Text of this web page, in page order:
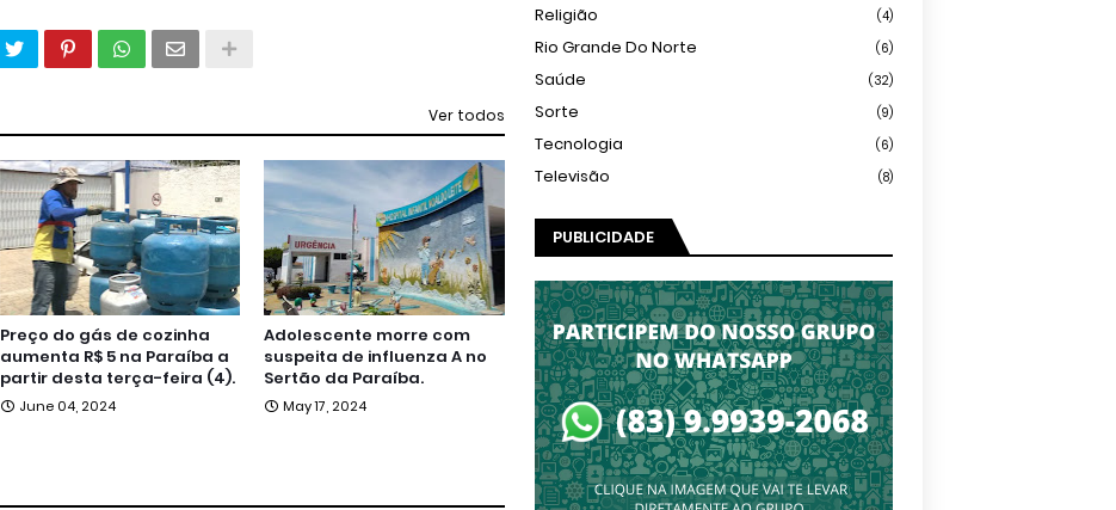
Ver todos
Preço do gás de cozinha
aumenta R$ 5 na Paraíba a
partir desta terça-feira (4).
June 04, 2024
Adolescente morre com
suspeita de influenza A no
Sertão da Paraíba.
May 17, 2024
Religião (4)
Rio Grande Do Norte (6)
Saúde (32)
Sorte (9)
Tecnologia (6)
Televisão (8)
PUBLICIDADE